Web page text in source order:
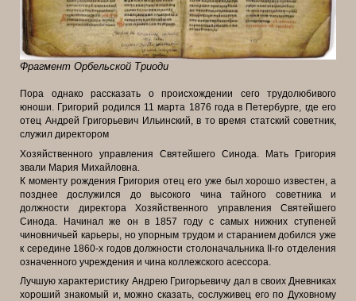
Фрагмент Орбельской Триоди
Пора однако рассказать о происхождении сего трудолюбивого
юноши. Григорий родился 11 марта 1876 года в Петербурге, где его
отец Андрей Григорьевич Ильинский, в то время статский советник,
служил директором
Хозяйственного управления Святейшего Синода. Мать Григория
звали Мария Михайловна.
К моменту рождения Григория отец его уже был хорошо известен, а
позднее дослужился до высокого чина тайного советника и
должности директора Хозяйственного управления Святейшего
Синода. Начинал же он в 1857 году с самых нижних ступеней
чиновничьей карьеры, но упорным трудом и старанием добился уже
к середине 1860-х годов должности столоначальника II-го отделения
означенного учреждения и чина коллежского асессора.
Лучшую характеристику Андрею Григорьевичу дал в своих Дневниках
хороший знакомый и, можно сказать, сослуживец его по Духовному